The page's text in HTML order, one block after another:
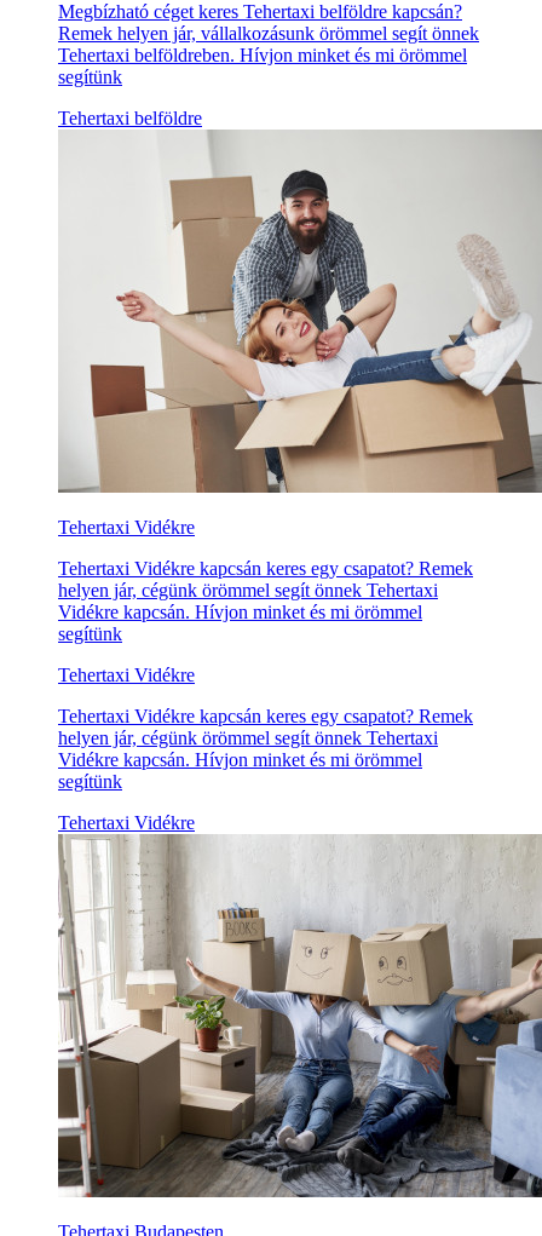
Megbízható céget keres Tehertaxi belföldre kapcsán?
Remek helyen jár, vállalkozásunk örömmel segít önnek
Tehertaxi belföldreben. Hívjon minket és mi örömmel
segítünk
Tehertaxi belföldre
Tehertaxi Vidékre
Tehertaxi Vidékre kapcsán keres egy csapatot? Remek
helyen jár, cégünk örömmel segít önnek Tehertaxi
Vidékre kapcsán. Hívjon minket és mi örömmel
segítünk
Tehertaxi Vidékre
Tehertaxi Vidékre kapcsán keres egy csapatot? Remek
helyen jár, cégünk örömmel segít önnek Tehertaxi
Vidékre kapcsán. Hívjon minket és mi örömmel
segítünk
Tehertaxi Vidékre